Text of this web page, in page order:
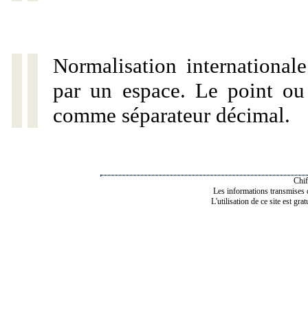
Normalisation
par un espace. Le point
comme séparateur décimal.
Les informations transmises
L'utilisation de ce site est